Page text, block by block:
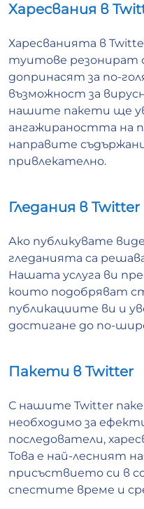
Харесвания в
Харесванията в
туитове резонират
допринасят за по-
възможност за
нашите пакети ще
ангажираността на
направите
привлекателно.
Гледания в Twitter
Ако публикувате
гледанията са
Нашата услуга ви
които подобряват
публикациите ви и
достигане до по-
Пакети в Twitter
С нашите Twitter
необходимо за
последователи,
Това е най-лесният
присъствието си в
спестите време и